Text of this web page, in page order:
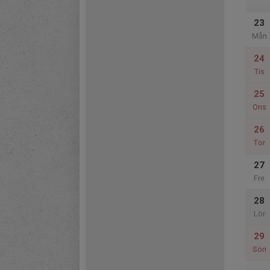
23
Mån
24
Tis
25
Ons
26
Tor
27
Fre
28
Lör
29
Sön